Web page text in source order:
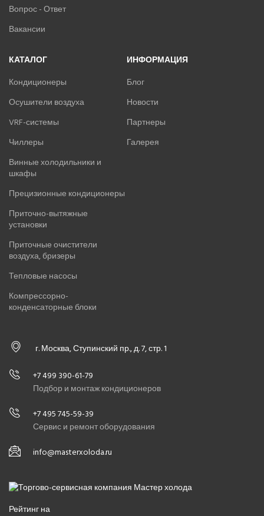
Вопрос - Ответ
Вакансии
КАТАЛОГ
Кондиционеры
Осушители воздуха
VRF-системы
Чиллеры
Винные холодильники и
шкафы
Прецизионные кондиционеры
Приточно-вытяжные
установки
Приточные очистители
воздуха, бризеры
Тепловые насосы
Компрессорно-
конденсаторные блоки
ИНФОРМАЦИЯ
Блог
Новости
Партнеры
Галерея
г. Москва, Ступинский пр., д. 7, стр. 1
+7 499 390-61-79
Подбор и монтаж кондиционеров
+7 495 745-59-39
Сервис и ремонт оборудования
info@masterxoloda.ru
Рейтинг на